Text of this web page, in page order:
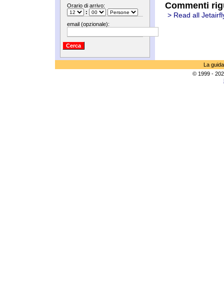
Orario di arrivo:
:
email (opzionale):
Commenti
> Read all
La
© 1999 -